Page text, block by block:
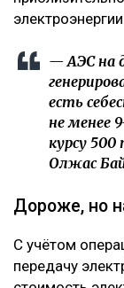
— АЭС на
есть
не менее
курсу
Олжас
Дороже, но
С учётом
передачу